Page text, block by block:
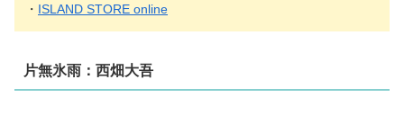
・ ISLAND STORE online
片無氷雨：西畑大吾